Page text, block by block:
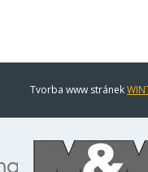
Tvorba www stránek